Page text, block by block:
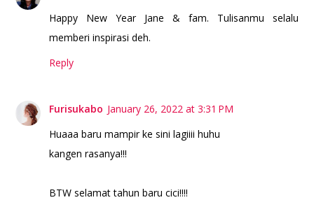
Happy New Year Jane & fam. Tulisanmu selalu
memberi inspirasi deh.
Reply
Furisukabo January 26, 2022 at 3:31 PM
Huaaa baru mampir ke sini lagiiii huhu
kangen rasanya!!!
BTW selamat tahun baru cici!!!!